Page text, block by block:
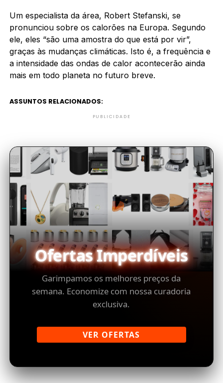
Um especialista da área, Robert Stefanski, se
pronunciou sobre os calorões na Europa. Segundo
ele, eles “são uma amostra do que está por vir”,
graças às mudanças climáticas. Isto é, a frequência e
a intensidade das ondas de calor acontecerão ainda
mais em todo planeta no futuro breve.
ASSUNTOS RELACIONADOS:
PUBLICIDADE
Ofertas Imperdíveis
Garimpamos os melhores preços da
semana. Economize com nossa curadoria
exclusiva.
VER OFERTAS